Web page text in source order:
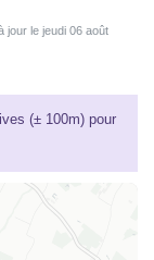
jour le jeudi 06 août
(± 100m) pour